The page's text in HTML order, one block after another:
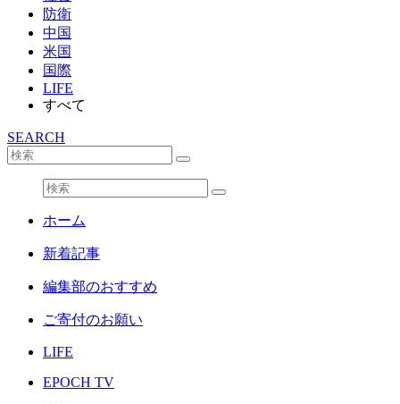
防衛
中国
米国
国際
LIFE
すべて
SEARCH
ホーム
新着記事
編集部のおすすめ
ご寄付のお願い
LIFE
EPOCH TV